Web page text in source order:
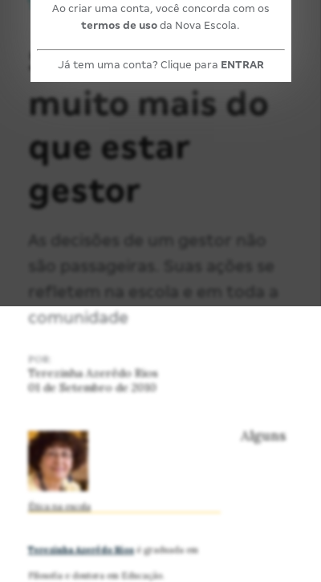
Ao criar uma conta, você concorda com os
termos de uso da Nova Escola.
Já tem uma conta? Clique para ENTRAR
Ser gestor é
muito mais do
que estar
gestor
comunidade
POR:
Terezinha Azerêdo Rios
01 de Setembro de 2010
Ética na escola
Terezinha Azerêdo Riosé graduada em
Filosofia e doutora em Educação.
Alguns